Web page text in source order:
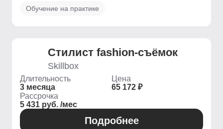
Обучение на практике
Стилист fashion-съёмок
Skillbox
Длительность
3 месяца
Цена
65 172 ₽
Рассрочка
5 431 руб. /мес
Подробнее